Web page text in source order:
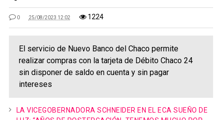
0 25/08/2023 12:02 1224
El servicio de Nuevo Banco del Chaco permite
realizar compras con la tarjeta de Débito Chaco 24
sin disponer de saldo en cuenta y sin pagar
intereses
LA VICEGOBERNADORA SCHNEIDER EN EL ECA SUEÑO DE